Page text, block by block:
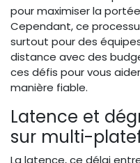
pour maximiser la
Cependant, ce
surtout pour des
distance avec des
ces défis pour vous
manière fiable.
Latence et
sur multi-